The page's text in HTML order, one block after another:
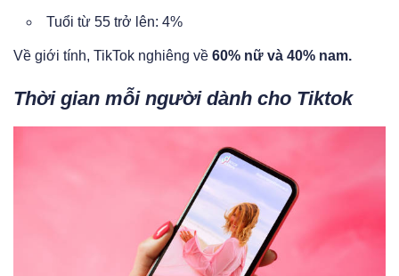
Tuổi từ 55 trở lên: 4%
Về giới tính, TikTok nghiêng về 60% nữ và 40% nam.
Thời gian mỗi người dành cho Tiktok